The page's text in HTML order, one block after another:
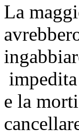
La
e la